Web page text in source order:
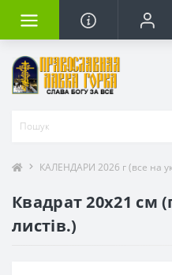
КАЛЕНДАРИ 2026 г (все на
Квадрат 20х21 см
листів.)